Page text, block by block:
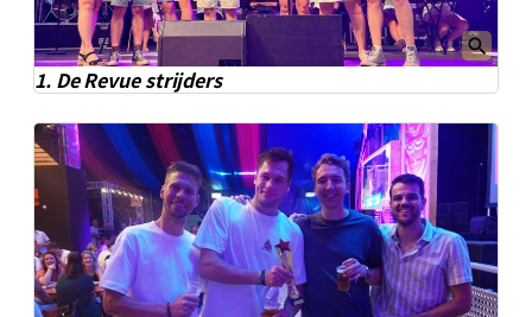
1. De Revue strijders